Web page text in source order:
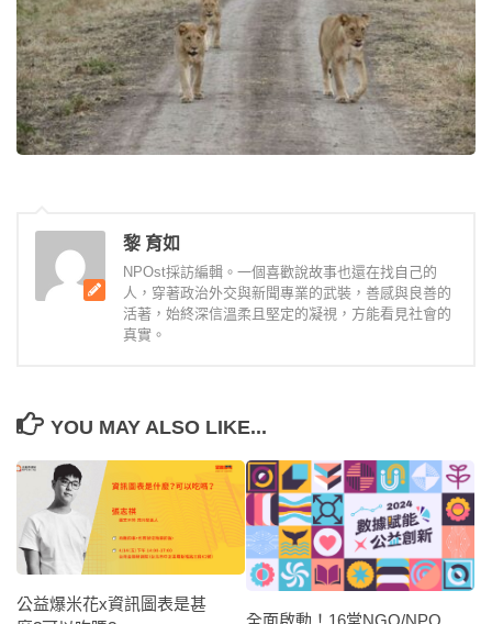
黎 育如
NPOst採訪編輯。一個喜歡說故事也還在找自己的
人，穿著政治外交與新聞專業的武裝，善感與良善的
活著，始終深信溫柔且堅定的凝視，方能看見社會的
真實。
YOU MAY ALSO LIKE...
公益爆米花x資訊圖表是甚
全面啟動！16堂NGO/NPO